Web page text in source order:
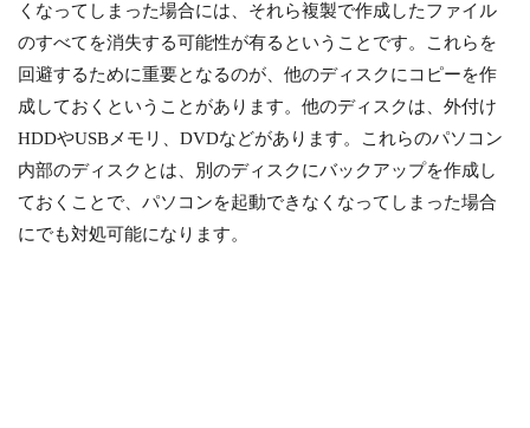
くなってしまった場合には、それら複製で作成したファイル
のすべてを消失する可能性が有るということです。これらを
回避するために重要となるのが、他のディスクにコピーを作
成しておくということがあります。他のディスクは、外付け
HDDやUSBメモリ、DVDなどがあります。これらのパソコン
内部のディスクとは、別のディスクにバックアップを作成し
ておくことで、パソコンを起動できなくなってしまった場合
にでも対処可能になります。